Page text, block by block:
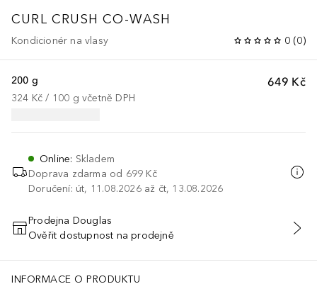
CURL CRUSH CO-WASH
Kondicionér na vlasy 0 (0)
649 Kč
200 g
324 Kč / 100 g včetně DPH
Online: Skladem
Doprava zdarma od 699 Kč
Doručení: út, 11.08.2026 až čt, 13.08.2026
PŘIDAT DO KOŠÍKU
Prodejna Douglas
Ověřit dostupnost na prodejně
INFORMACE O PRODUKTU